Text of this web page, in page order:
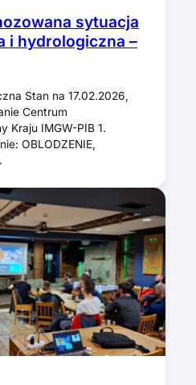
sytuacja
i hydrologiczna –
Stan na 17.02.2026,
Centrum
Kraju IMGW-PIB 1.
OBLODZENIE,